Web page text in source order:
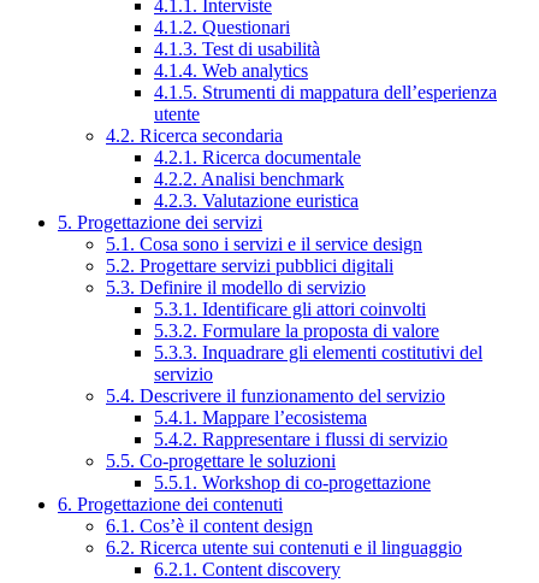
4.1.1. Interviste
4.1.2. Questionari
4.1.3. Test di usabilità
4.1.4. Web analytics
4.1.5. Strumenti di mappatura dell’esperienza
utente
4.2. Ricerca secondaria
4.2.1. Ricerca documentale
4.2.2. Analisi benchmark
4.2.3. Valutazione euristica
5. Progettazione dei servizi
5.1. Cosa sono i servizi e il service design
5.2. Progettare servizi pubblici digitali
5.3. Definire il modello di servizio
5.3.1. Identificare gli attori coinvolti
5.3.2. Formulare la proposta di valore
5.3.3. Inquadrare gli elementi costitutivi del
servizio
5.4. Descrivere il funzionamento del servizio
5.4.1. Mappare l’ecosistema
5.4.2. Rappresentare i flussi di servizio
5.5. Co-progettare le soluzioni
5.5.1. Workshop di co-progettazione
6. Progettazione dei contenuti
6.1. Cos’è il content design
6.2. Ricerca utente sui contenuti e il linguaggio
6.2.1. Content discovery